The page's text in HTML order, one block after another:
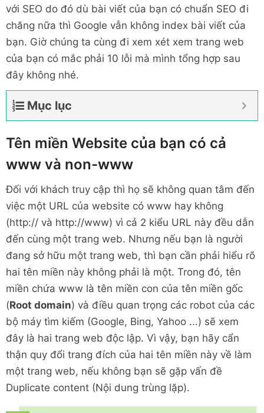
với SEO do đó dù bài viết của bạn có chuẩn SEO đi
chăng nữa thì Google vẫn không index bài viết của
bạn. Giờ chúng ta cùng đi xem xét xem trang web
của bạn có mắc phải 10 lỗi mà mình tổng hợp sau
đây không nhé.
Mục lục
Tên miền Website của bạn có cả
www và non-www
Đối với khách truy cập thì họ sẽ không quan tâm đến
việc một URL của website có www hay không
(http:// và http://www) vì cả 2 kiểu URL này đều dẫn
đến cùng một trang web. Nhưng nếu bạn là người
đang sở hữu một trang web, thì bạn cần phải hiểu rõ
hai tên miền này không phải là một. Trong đó, tên
miền chứa www là tên miền con của tên miền gốc
(Root domain) và điều quan trọng các robot của các
bộ máy tìm kiếm (Google, Bing, Yahoo ...) sẽ xem
đây là hai trang web độc lập. Vì vậy, bạn hãy cẩn
thận quy đổi trang đích của hai tên miền này về làm
một trang web, nếu không bạn sẽ gặp vấn đề
Duplicate content (Nội dung trùng lặp).